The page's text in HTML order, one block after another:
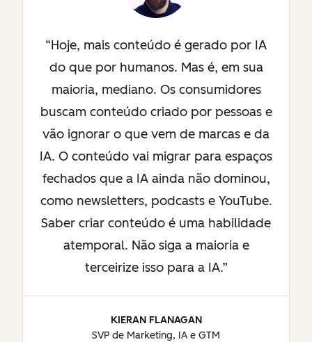
Hoje, mais conteúdo é gerado por IA
do que por humanos. Mas é, em sua
maioria, mediano. Os consumidores
buscam conteúdo criado por pessoas e
vão ignorar o que vem de marcas e da
IA. O conteúdo vai migrar para espaços
fechados que a IA ainda não dominou,
como newsletters, podcasts e YouTube.
Saber criar conteúdo é uma habilidade
atemporal. Não siga a maioria e
terceirize isso para a IA.
KIERAN FLANAGAN
SVP de Marketing, IA e GTM